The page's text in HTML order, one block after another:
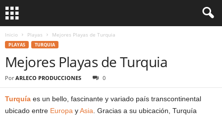
Inicio Playas Mejores Playas de Turquia
PLAYAS TURQUIA
Mejores Playas de Turquia
Por ARLECO PRODUCCIONES 0
Turquía es un bello, fascinante y variado país transcontinental
ubicado entre Europa yAsia . Gracias a su ubicación, Turquía